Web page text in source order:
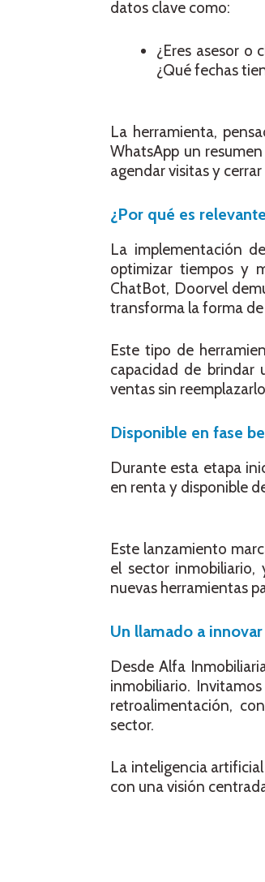
datos clave como:
¿Eres asesor o
¿Qué fechas
La herramienta,
WhatsApp un
agendar visitas y
¿Por qué es
La implementación
optimizar tiempos y
ChatBot, Doorvel
transforma la forma
Este tipo de
capacidad de brindar
ventas sin
Disponible en fase
Durante esta etapa
en renta y disponible
Este lanzamiento
el sector inmobiliario,
nuevas herramientas
Un llamado a
Desde Alfa
inmobiliario.
retroalimentación,
sector.
La inteligencia
con una visión